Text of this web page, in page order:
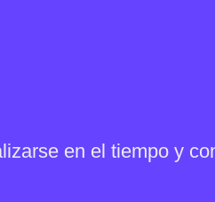
en el tiempo y